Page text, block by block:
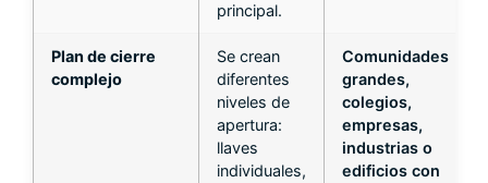
principal.
Plan de cierre
complejo
Se crean
diferentes
niveles de
apertura:
llaves
individuales,
Comunidades
grandes,
colegios,
empresas,
industrias o
edificios con